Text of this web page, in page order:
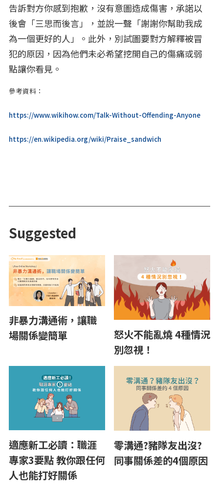
告訴對方你感到抱歉，沒有意圖造成傷害，承諾以
後會「三思而後言」，並說一聲「謝謝你幫助我成
為一個更好的人」。此外，別試圖要對方解釋被冒
犯的原因，因為他們未必希望挖開自己的傷痛或弱
點讓你看見。
參考資料：
https://www.wikihow.com/Talk-Without-Offending-Anyone
https://en.wikipedia.org/wiki/Praise_sandwich
Suggested
非暴力溝通術，讓職
場關係變簡單
怒火不能亂燒 4種情況
別忽視！
適應新工必讀：職涯
專家3要點 教你跟任何
人也能打好關係
零溝通?豬隊友出沒?
同事關係差的4個原因